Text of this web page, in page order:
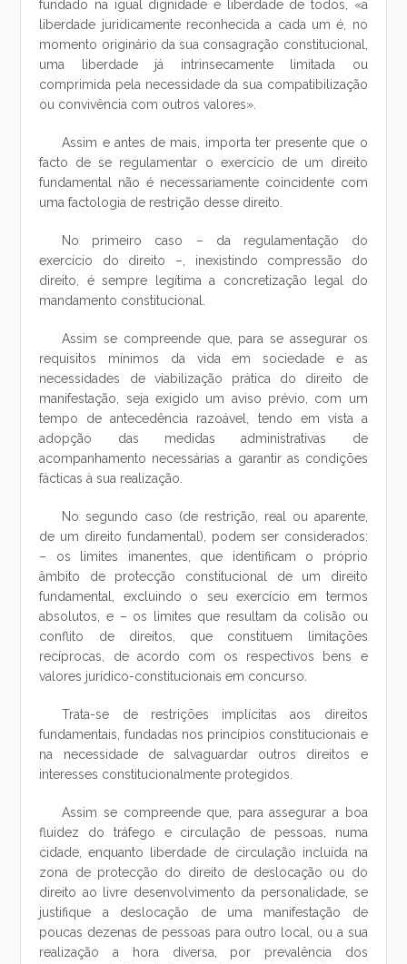
fundado na igual dignidade e liberdade de todos, «a
liberdade juridicamente reconhecida a cada um é, no
momento originário da sua consagração constitucional,
uma liberdade já intrinsecamente limitada ou
comprimida pela necessidade da sua compatibilização
ou convivência com outros valores».
Assim e antes de mais, importa ter presente que o
facto de se regulamentar o exercício de um direito
fundamental não é necessariamente coincidente com
uma factologia de restrição desse direito.
No primeiro caso – da regulamentação do
exercício do direito –, inexistindo compressão do
direito, é sempre legítima a concretização legal do
mandamento constitucional.
Assim se compreende que, para se assegurar os
requisitos mínimos da vida em sociedade e as
necessidades de viabilização prática do direito de
manifestação, seja exigido um aviso prévio, com um
tempo de antecedência razoável, tendo em vista a
adopção das medidas administrativas de
acompanhamento necessárias a garantir as condições
fácticas à sua realização.
No segundo caso (de restrição, real ou aparente,
de um direito fundamental), podem ser considerados:
– os limites imanentes, que identificam o próprio
âmbito de protecção constitucional de um direito
fundamental, excluindo o seu exercício em termos
absolutos, e – os limites que resultam da colisão ou
conflito de direitos, que constituem limitações
recíprocas, de acordo com os respectivos bens e
valores jurídico-constitucionais em concurso.
Trata-se de restrições implícitas aos direitos
fundamentais, fundadas nos princípios constitucionais e
na necessidade de salvaguardar outros direitos e
interesses constitucionalmente protegidos.
Assim se compreende que, para assegurar a boa
fluidez do tráfego e circulação de pessoas, numa
cidade, enquanto liberdade de circulação incluída na
zona de protecção do direito de deslocação ou do
direito ao livre desenvolvimento da personalidade, se
justifique a deslocação de uma manifestação de
poucas dezenas de pessoas para outro local, ou a sua
realização a hora diversa, por prevalência dos